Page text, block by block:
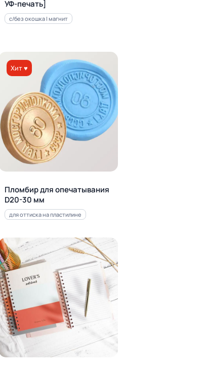
УФ-печать]
с/без окошка | магнит
Хит ♥
Пломбир для опечатывания
D20-30 мм
для оттиска на пластилине